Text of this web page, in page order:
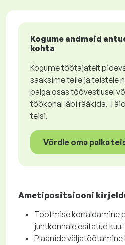
Kogume andmeid
kohta
Kogume töötajatelt
saaksime teile ja teistele
palga osas töövestlusel
töökohal läbi rääkida.
teisi.
Võrdle oma palka
Ametipositsiooni
Tootmise korraldamine
juhtkonnale esitatud
Plaanide